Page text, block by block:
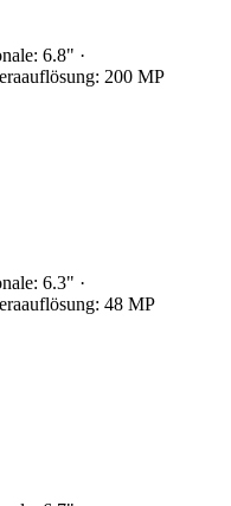
6.8" ·
200 MP
6.3" ·
48 MP